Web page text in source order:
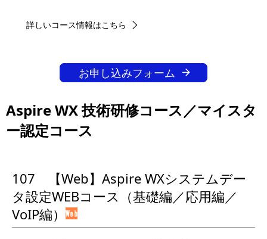
詳しいコース情報はこちら
お申し込みフォーム
Aspire WX 技術研修コース／マイスタ
ー認定コース
107 【Web】Aspire WXシステムデー
タ設定WEBコース（基礎編／応用編／
VoIP編）